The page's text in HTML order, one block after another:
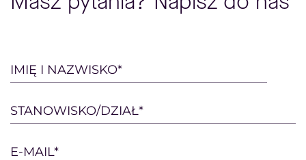
Please
this
field
empty.
IMIĘ I NAZWISKO*
STANOWISKO/DZIAŁ*
E-MAIL*